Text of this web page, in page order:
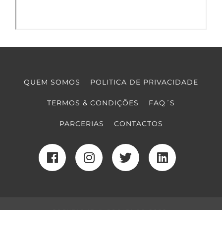
QUEM SOMOS POLITICA DE PRIVACIDADE
TERMOS & CONDIÇÕES FAQ´S
PARCERIAS CONTACTOS
COPYRIGHT © COOLTURE 2022